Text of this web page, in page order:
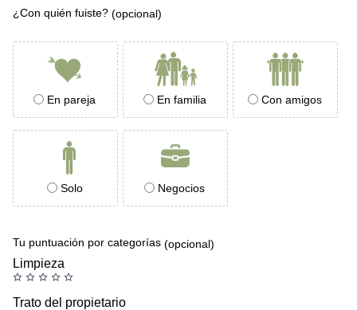
¿Con quién fuiste? (opcional)
En pareja En familia Con amigos
Solo Negocios
Tu puntuación por categorías (opcional)
Limpieza
Trato del propietario